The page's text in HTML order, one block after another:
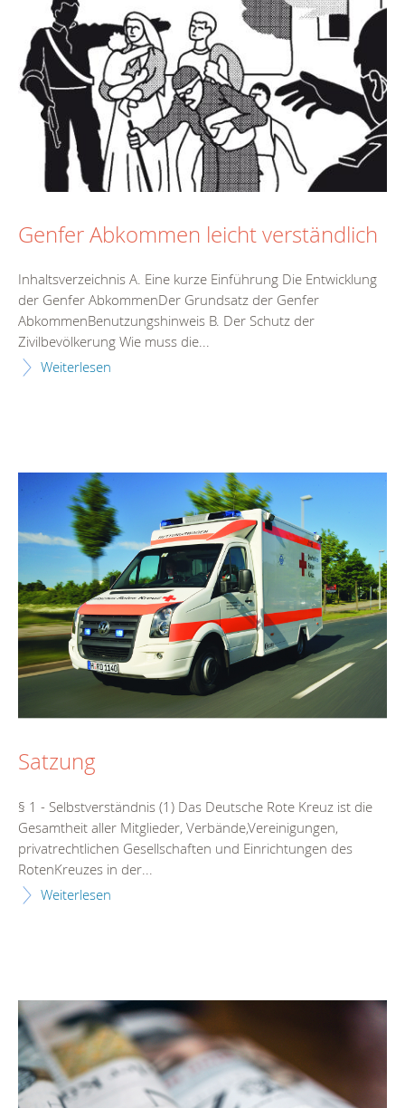
Genfer Abkommen leicht verständlich
Inhaltsverzeichnis A. Eine kurze Einführung Die Entwicklung
der Genfer AbkommenDer Grundsatz der Genfer
AbkommenBenutzungshinweis B. Der Schutz der
Zivilbevölkerung Wie muss die...
Weiterlesen
Satzung
§ 1 - Selbstverständnis (1) Das Deutsche Rote Kreuz ist die
Gesamtheit aller Mitglieder, Verbände,Vereinigungen,
privatrechtlichen Gesellschaften und Einrichtungen des
RotenKreuzes in der...
Weiterlesen